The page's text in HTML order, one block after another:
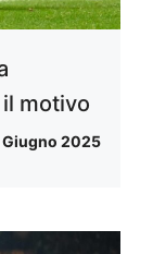
motivo
2025